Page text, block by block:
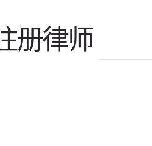
册律师